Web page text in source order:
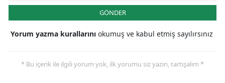
GÖNDER
Yorum yazma kurallarını okumuş ve kabul etmiş sayılırsınız
* Bu içerik ile ilgili yorum yok, ilk yorumu siz yazın, tartışalım *